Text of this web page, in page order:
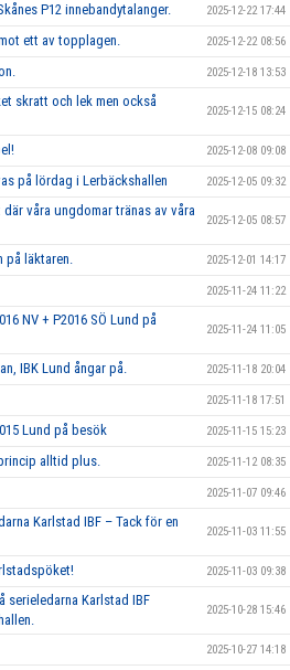
P12 innebandytalanger. 2025-12-22 17:44
ett av topplagen. 2025-12-22 08:56
2025-12-18 13:53
skratt och lek men också
2025-12-15 08:24
2025-12-08 09:08
på lördag i Lerbäckshallen 2025-12-05 09:32
våra ungdomar tränas av våra
2025-12-05 08:57
på läktaren. 2025-12-01 14:17
2025-11-24 11:22
NV + P2016 SÖ Lund på
2025-11-24 11:05
IBK Lund ångar på. 2025-11-18 20:04
2025-11-18 17:51
Lund på besök 2025-11-15 15:23
alltid plus. 2025-11-12 08:35
2025-11-07 09:46
Karlstad IBF – Tack för en
2025-11-03 11:55
2025-11-03 09:38
serieledarna Karlstad IBF
2025-10-28 15:46
2025-10-27 14:18